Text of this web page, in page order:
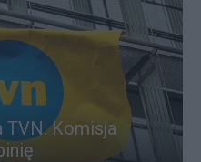
TVN. Komisja